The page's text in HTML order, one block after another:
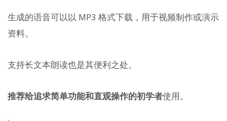
生成的语音可以以 MP3 格式下载，用于视频制作或演示
资料。
支持长文本朗读也是其便利之处。
推荐给追求简单功能和直观操作的初学者使用。